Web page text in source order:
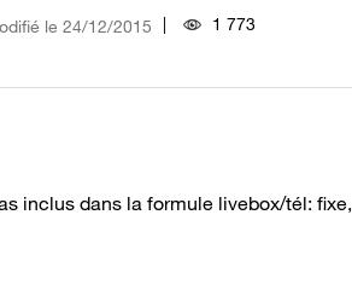
le 24/12/2015 1 773
inclus dans la formule livebox/tél: fixe,